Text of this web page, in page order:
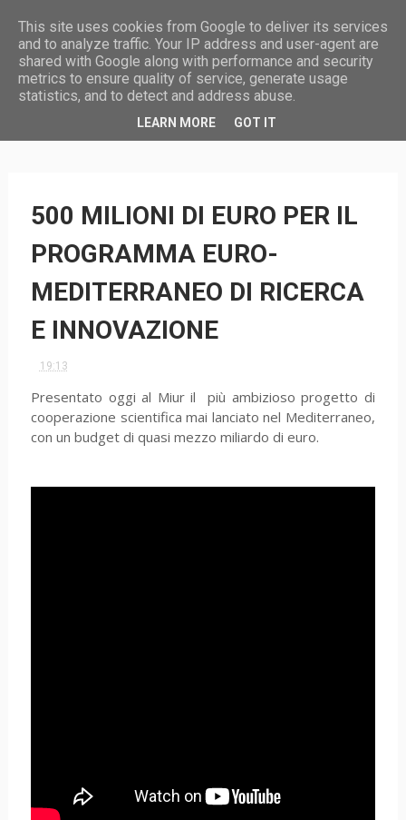
HOME
500 MILIONI DI EURO PER IL
PROGRAMMA EURO-
MEDITERRANEO DI RICERCA
E INNOVAZIONE
19:13
Presentato oggi al Miur il più ambizioso progetto di
cooperazione scientifica mai lanciato nel Mediterraneo,
con un budget di quasi mezzo miliardo di euro.
This site uses cookies from Google to deliver its services
and to analyze traffic. Your IP address and user-agent are
shared with Google along with performance and security
metrics to ensure quality of service, generate usage
statistics, and to detect and address abuse.
LEARN MORE GOT IT